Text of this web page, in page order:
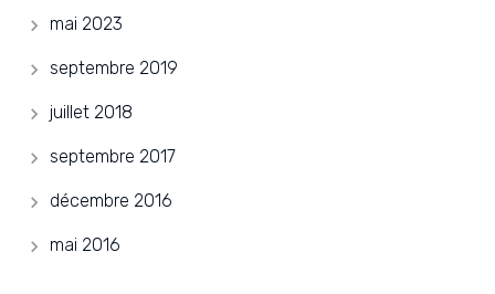
mai 2023
septembre 2019
juillet 2018
septembre 2017
décembre 2016
mai 2016